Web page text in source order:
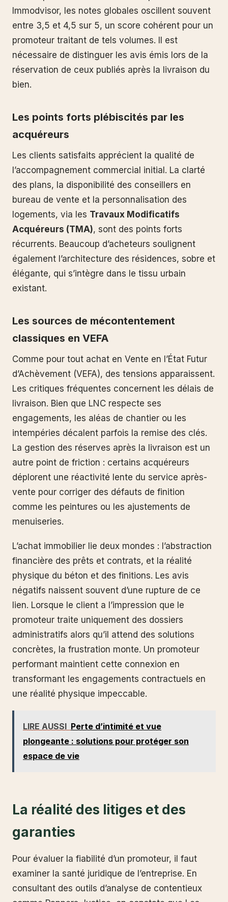
Immodvisor, les notes globales oscillent souvent
entre 3,5 et 4,5 sur 5, un score cohérent pour un
promoteur traitant de tels volumes. Il est
nécessaire de distinguer les avis émis lors de la
réservation de ceux publiés après la livraison du
bien.
Les points forts plébiscités par les
acquéreurs
Les clients satisfaits apprécient la qualité de
l’accompagnement commercial initial. La clarté
des plans, la disponibilité des conseillers en
bureau de vente et la personnalisation des
logements, via les Travaux Modificatifs
Acquéreurs (TMA), sont des points forts
récurrents. Beaucoup d’acheteurs soulignent
également l’architecture des résidences, sobre et
élégante, qui s’intègre dans le tissu urbain
existant.
Les sources de mécontentement
classiques en VEFA
Comme pour tout achat en Vente en l’État Futur
d’Achèvement (VEFA), des tensions apparaissent.
Les critiques fréquentes concernent les délais de
livraison. Bien que LNC respecte ses
engagements, les aléas de chantier ou les
intempéries décalent parfois la remise des clés.
La gestion des réserves après la livraison est un
autre point de friction : certains acquéreurs
déplorent une réactivité lente du service après-
vente pour corriger des défauts de finition
comme les peintures ou les ajustements de
menuiseries.
L’achat immobilier lie deux mondes : l’abstraction
financière des prêts et contrats, et la réalité
physique du béton et des finitions. Les avis
négatifs naissent souvent d’une rupture de ce
lien. Lorsque le client a l’impression que le
promoteur traite uniquement des dossiers
administratifs alors qu’il attend des solutions
concrètes, la frustration monte. Un promoteur
performant maintient cette connexion en
transformant les engagements contractuels en
une réalité physique impeccable.
LIRE AUSSI Perte d’intimité et vue
plongeante : solutions pour protéger son
espace de vie
La réalité des litiges et des
garanties
Pour évaluer la fiabilité d’un promoteur, il faut
examiner la santé juridique de l’entreprise. En
consultant des outils d’analyse de contentieux